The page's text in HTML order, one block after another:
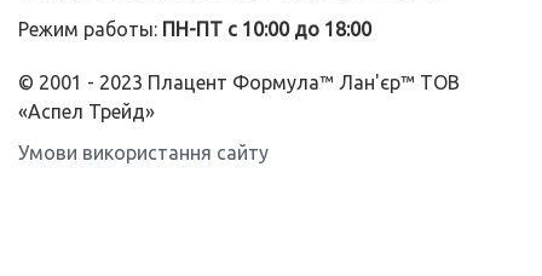
Режим работы: ПН-ПТ с 10:00 до 18:00
© 2001 - 2023 Плацент Формула™ Лан'єр™ ТОВ
«Аспел Трейд»
Умови використання сайту